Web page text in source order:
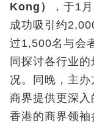
Kong ） ，于1 月
成功吸引约
过1,500名与会
同探讨各行业
况。同晚，主办
商界提供更深
香港的商界领袖